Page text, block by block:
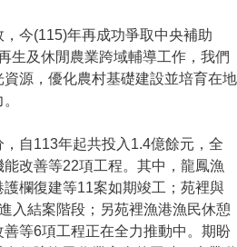
今(115)年再成功爭取中央補助
生及休閒農業跨域輔導工作，我們
源，優化農村基礎建設並培育在地
自113年起共投入1.4億餘元，全
改善等22項工程。其中，龍鳳漁
欄復建等11案如期竣工；苑裡與
入結案階段；另苑裡漁港漁民休憩
等6項工程正在全力推動中。期盼